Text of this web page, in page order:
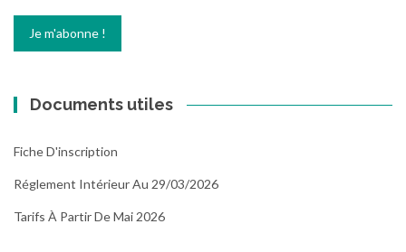
Documents utiles
Fiche D'inscription
Réglement Intérieur Au 29/03/2026
Tarifs À Partir De Mai 2026